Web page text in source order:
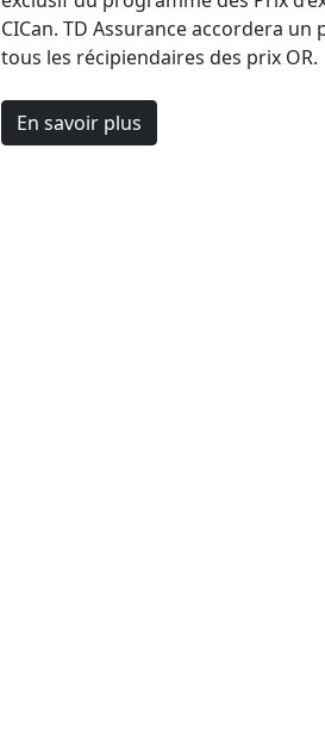
CICan. TD Assurance accordera un
tous les récipiendaires des prix OR.
En savoir plus